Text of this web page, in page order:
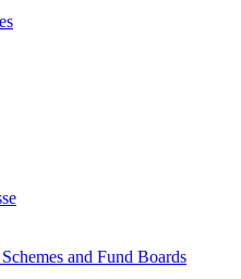
and Fund Boards